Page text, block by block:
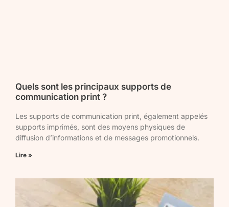
Quels sont les principaux supports de
communication print ?
Les supports de communication print, également appelés
supports imprimés, sont des moyens physiques de
diffusion d’informations et de messages promotionnels.
Lire »